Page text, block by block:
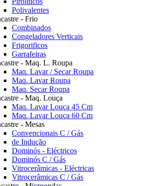
Polivalentes
- Frio
Combinados
Congeladores Verticais
Frigorificos
Garrafeiras
- Maq. L. Roupa
Maq. Lavar / Secar Roupa
Maq. Lavar Roupa
Maq. Secar Roupa
- Maq. Louça
Maq. Lavar Louça 45 Cm
Maq. Lavar Louça 60 Cm
- Mesas
Convencionais C / Gás
de Indução
Dominós - Eléctricos
Dominós C / Gás
Vitrocerâmicas - Eléctricas
Vitrocerâmicas C / Gás